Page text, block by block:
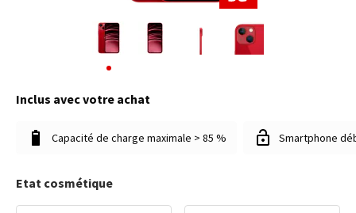
Inclus avec votre achat
Capacité de charge maximale > 85 % Smartphone
Etat cosmétique